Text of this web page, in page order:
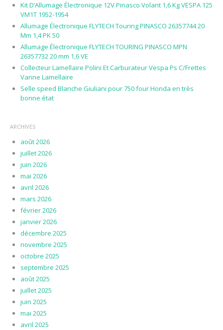
Kit D’Allumage Électronique 12V Pinasco Volant 1,6 Kg VESPA 125
VM1T 1952-1954
Allumage Électronique FLYTECH Touring PINASCO 26357744 20
Mm 1,4 PK 50
Allumage Électronique FLYTECH TOURING PINASCO MPN
26357732 20 mm 1,6 VE
Collecteur Lamellaire Polini Et Carburateur Vespa Ps C/Frettes
Vanne Lamellaire
Selle speed Blanche Giuliani pour 750 four Honda en très
bonne état
ARCHIVES
août 2026
juillet 2026
juin 2026
mai 2026
avril 2026
mars 2026
février 2026
janvier 2026
décembre 2025
novembre 2025
octobre 2025
septembre 2025
août 2025
juillet 2025
juin 2025
mai 2025
avril 2025